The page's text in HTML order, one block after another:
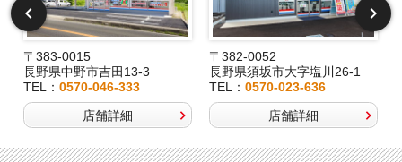
〒383-0015
長野県中野市吉田13-3
TEL： 0570-046-333
店舗詳細
〒382-0052
長野県須坂市大字塩川26-1
TEL：0570-023-636
店舗詳細